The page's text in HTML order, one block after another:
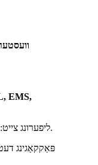
EMS,
ליפערונג צייט:נאָך באַקומען דיין צאָלונג.
פּאַקקאַגינג